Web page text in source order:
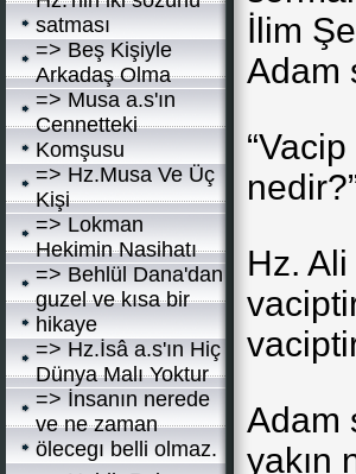
satması
=> Beş Kişiyle
Arkadaş Olma
=> Musa a.s'ın
Cennetteki
Komşusu
=> Hz.Musa Ve Üç
Kişi
=> Lokman
Hekimin Nasihatı
=> Behlül Dana'dan
guzel ve kısa bir
hikaye
=> Hz.İsâ a.s'ın Hiç
Dünya Malı Yoktur
=> İnsanın nerede
ve ne zaman
ölecegı belli olmaz.
İlim
Adam
Hz.
Adam
yakın